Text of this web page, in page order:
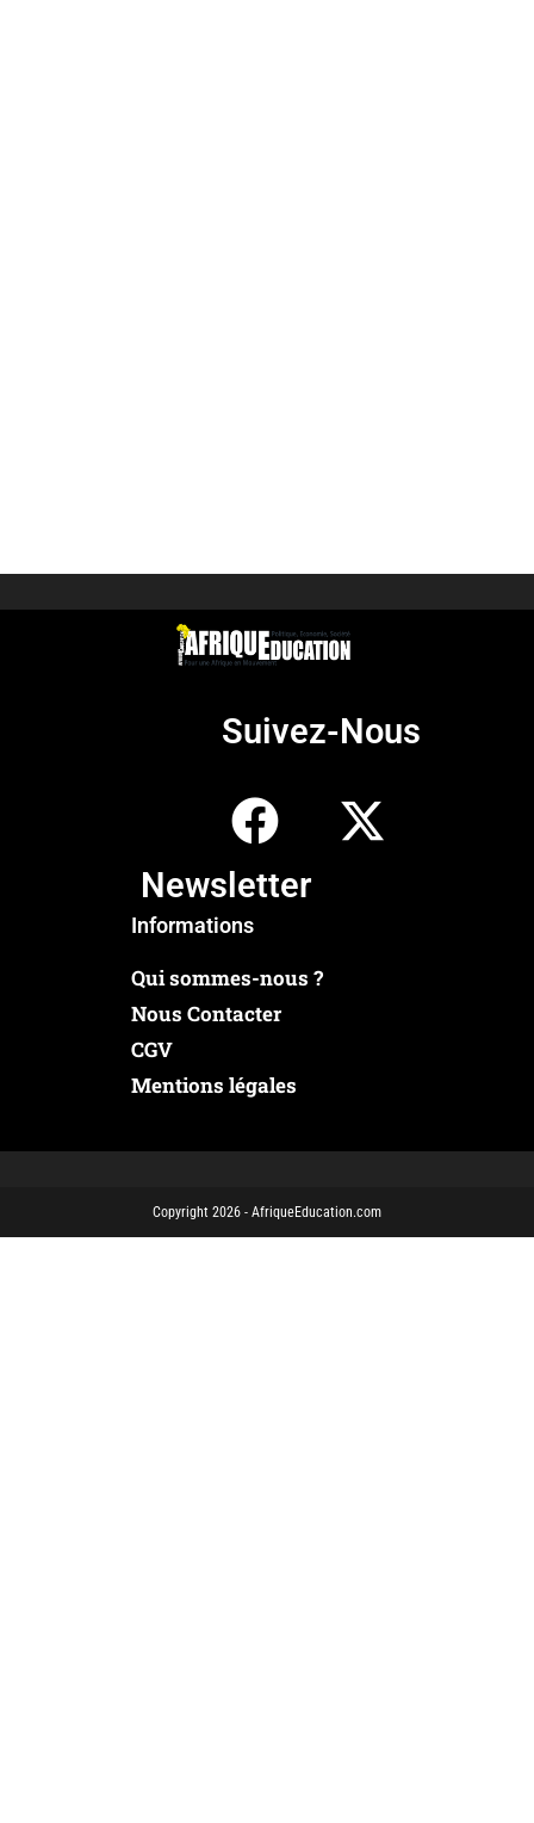
Suivez-Nous
Newsletter
Informations
Qui sommes-nous ?
Nous Contacter
CGV
Mentions légales
Copyright 2026 - AfriqueEducation.com